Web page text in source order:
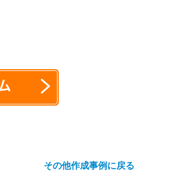
その他作成事例に戻る